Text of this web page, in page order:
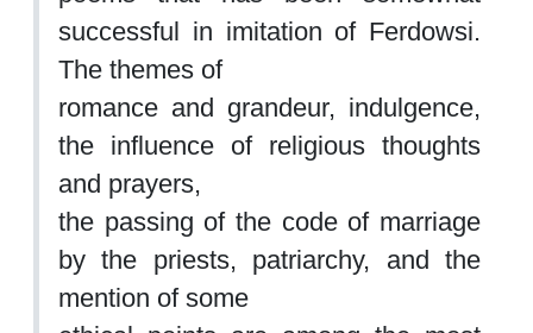
successful in imitation of Ferdowsi.
The themes of
romance and grandeur, indulgence,
the influence of religious thoughts
and prayers,
the passing of the code of marriage
by the priests, patriarchy, and the
mention of some